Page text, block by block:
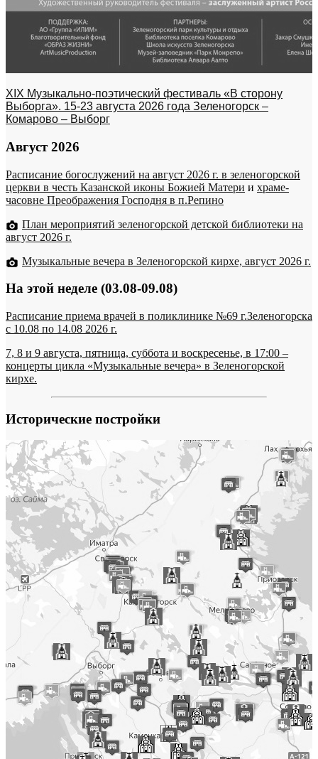
XIX Музыкально-поэтический фестиваль «В сторону
Выборга». 15-23 августа 2026 года Зеленогорск –
Комарово – Выборг
Август 2026
Расписание богослужений на август 2026 г. в зеленогорской
церкви в честь Казанской иконы Божией Матери и храме-
часовне Преображения Господня в п.Репино
План мероприятий зеленогорской детской библиотеки на
август 2026 г.
Музыкальные вечера в Зеленогорской кирхе, август 2026 г.
На этой неделе (03.08-09.08)
Расписание приема врачей в поликлинике №69 г.Зеленогорска
c 10.08 по 14.08 2026 г.
7, 8 и 9 августа, пятница, суббота и воскресенье, в 17:00 –
концерты цикла «Музыкальные вечера» в Зеленогорской
кирхе.
Исторические постройки